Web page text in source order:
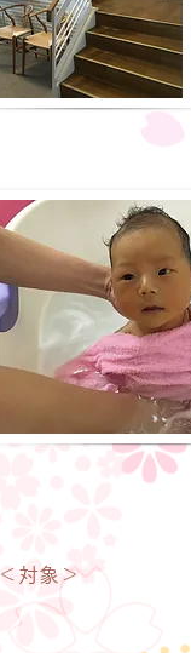
＜​対象 ＞